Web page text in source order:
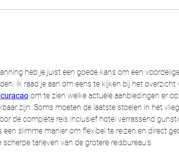
heb je juist een goede kans om een
Ik raad je aan om eens te kijken bij het overzicht
om te zien welke actuele aanbiedingen er
zijn. Soms moeten de laatste stoelen in het
de complete reis inclusief hotel verrassend
een slimme manier om flexibel te reizen en direct
tarieven van de grotere reisbureau's.